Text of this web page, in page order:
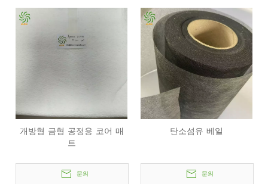
개방형 금형 공정용 코어 매
트
문의
탄소섬유 베일
문의